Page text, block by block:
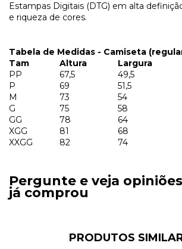
Estampas Digitais (DTG) em alta
e riqueza de cores.
Tabela de Medidas - Camiseta
Tam
Altura Largura
PP
67,5 49,5
P
69 51,5
M
73 54
G
75 58
GG
78 64
XGG
81 68
XXGG
82 74
Pergunte e veja
já comprou
PRODUTOS